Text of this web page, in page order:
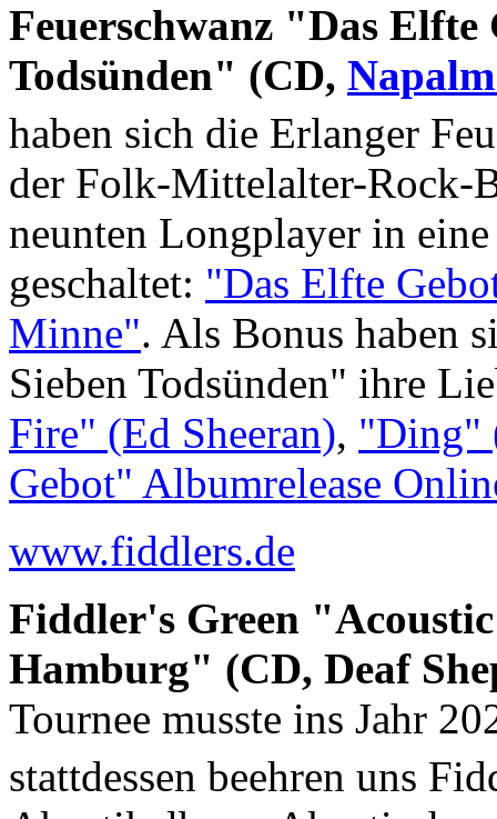
Feuerschwanz "Das
Todsünden" (CD,
haben sich die Erlanger
der Folk-Mittelalter-Rock-
neunten Longplayer in
geschaltet: "Das Elfte
Minne". Als Bonus haben
Sieben Todsünden" ihre
Fire" (Ed Sheeran), "Ding"
Gebot" Albumrelease
www.fiddlers.de
Fiddler's Green
Hamburg" (CD, Deaf
Tournee musste ins Jahr
stattdessen beehren uns